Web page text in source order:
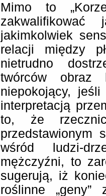
Mimo to
jakimkolwiek
relacji między
nietrudno
twórców obraz
niepokojący,
interpretacją
to, że
przedstawionym
wśród ludzi-
mężczyźni, to
sugerują, iż
roślinne